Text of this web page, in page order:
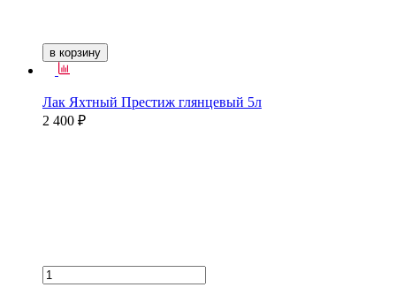
в корзину
Лак Яхтный Престиж глянцевый 5л
2 400 ₽